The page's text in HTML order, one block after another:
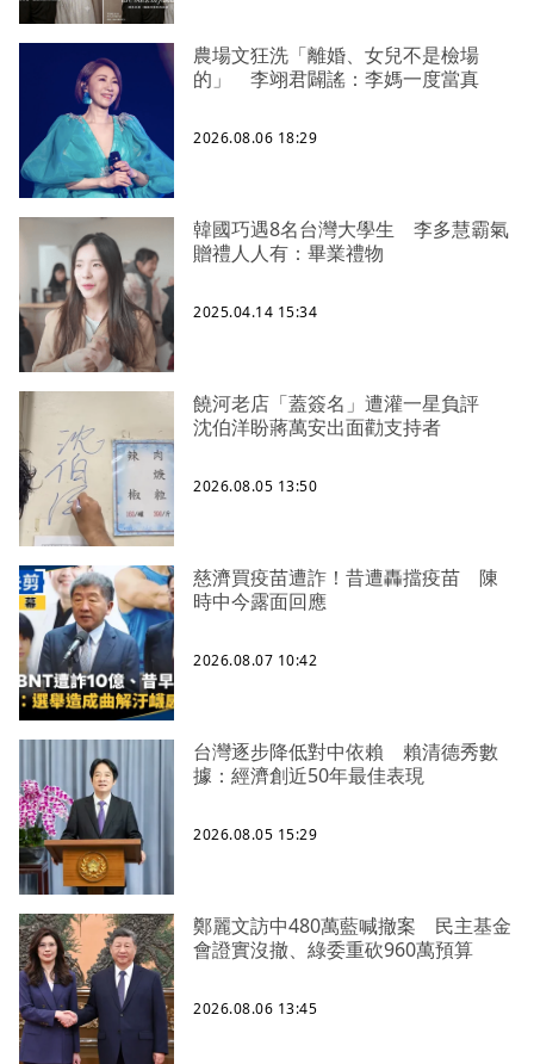
農場文狂洗「離婚、女兒不是檢場
的」 李翊君闢謠：李媽一度當真
2026.08.06 18:29
韓國巧遇8名台灣大學生 李多慧霸氣
贈禮人人有：畢業禮物
2025.04.14 15:34
饒河老店「蓋簽名」遭灌一星負評
沈伯洋盼蔣萬安出面勸支持者
2026.08.05 13:50
慈濟買疫苗遭詐！昔遭轟擋疫苗 陳
時中今露面回應
2026.08.07 10:42
台灣逐步降低對中依賴 賴清德秀數
據：經濟創近50年最佳表現
2026.08.05 15:29
鄭麗文訪中480萬藍喊撤案 民主基金
會證實沒撤、綠委重砍960萬預算
2026.08.06 13:45